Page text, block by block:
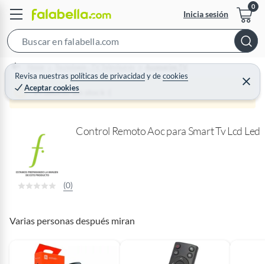
Inicia sesión
e
a
c
B
Revisa nuestras políticas de privacidadydecookies
Aceptar cookies
C
e
r
Home Tecnología - TV Televisores Accesorios TV
Producto sin stock :(
Control Remoto Aoc para Smart Tv Lcd Led
(0)
Varias personas después miran